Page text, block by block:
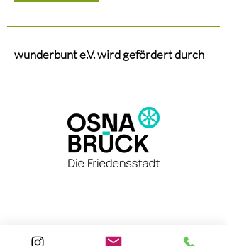
wunderbunt e.V. wird gefördert durch